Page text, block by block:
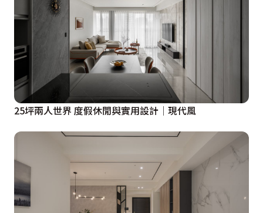
25坪兩人世界 度假休閒與實用設計│現代風